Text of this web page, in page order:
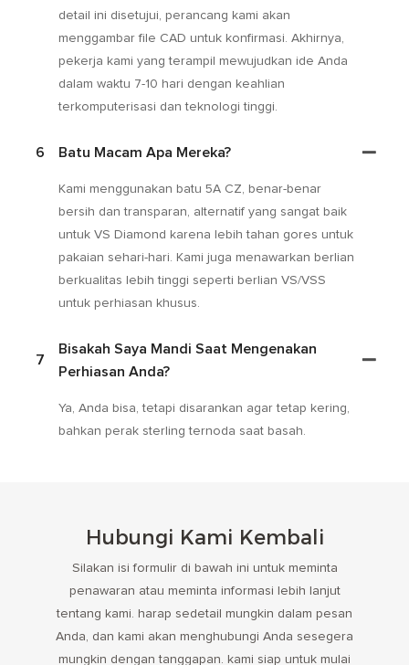
detail ini disetujui, perancang kami akan
menggambar file CAD untuk konfirmasi. Akhirnya,
pekerja kami yang terampil mewujudkan ide Anda
dalam waktu 7-10 hari dengan keahlian
terkomputerisasi dan teknologi tinggi.
6 Batu Macam Apa Mereka?
Kami menggunakan batu 5A CZ, benar-benar
bersih dan transparan, alternatif yang sangat baik
untuk VS Diamond karena lebih tahan gores untuk
pakaian sehari-hari. Kami juga menawarkan berlian
berkualitas lebih tinggi seperti berlian VS/VSS
untuk perhiasan khusus.
7
Bisakah Saya Mandi Saat Mengenakan
Perhiasan Anda?
Ya, Anda bisa, tetapi disarankan agar tetap kering,
bahkan perak sterling ternoda saat basah.
Hubungi Kami Kembali
Silakan isi formulir di bawah ini untuk meminta
penawaran atau meminta informasi lebih lanjut
tentang kami. harap sedetail mungkin dalam pesan
Anda, dan kami akan menghubungi Anda sesegera
mungkin dengan tanggapan. kami siap untuk mulai